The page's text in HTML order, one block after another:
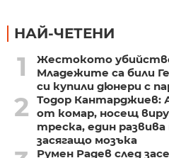
НАЙ-ЧЕТЕНИ
1
Жестокото
Младежите са били
си купили дюнери с
2
Тодор Кантарджиев:
от комар, носещ
треска, един
засягащо мозъка
Румен Радев след